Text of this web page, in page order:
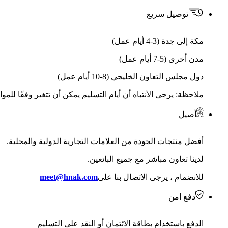
توصيل سريع
مكة إلى جدة (3-4 أيام عمل)
مدن أخرى (5-7 أيام عمل)
دول مجلس التعاون الخليجي (8-10 أيام عمل)
ملاحظة: يرجى الأنتباه أن أيام التسليم يمكن أن تتغير وفقًا
أصيل
أفضل منتجات الجودة من العلامات التجارية الدولية والمحلية.
لدينا تعاون مباشر مع جميع البائعين.
للانضمام ، يرجى الاتصال بنا علىmeet@hnak.com
دفع امن
الدفع باستخدام بطاقة الائتمان أو النقد على التسليم